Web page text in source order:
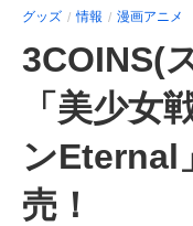
グッズ 情報 漫画アニメ
3COINS(
「美少女
ンEternal
売！